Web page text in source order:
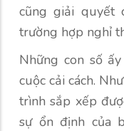
cũng giải quyết
trường hợp nghỉ
Những con số
cuộc cải cách.
trình sắp xếp
sự ổn định của